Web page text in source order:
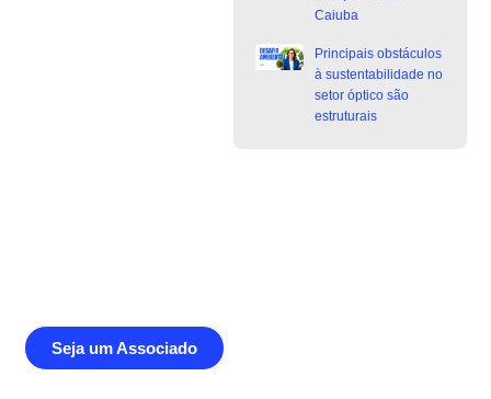
Caiuba
Principais obstáculos
à sustentabilidade no
setor óptico são
estruturais
Seja um Associado